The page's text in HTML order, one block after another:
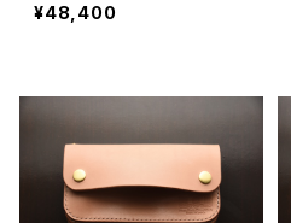
¥48,400